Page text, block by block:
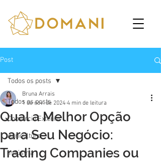
Post
Todos os posts
Comércio Exterior
Agricultura
Indústria
Todos os posts
Qual a Melhor Opção
para Seu Negócio:
Trading Companies ou
Bruna Arrais
1 de nov. de 2024 4 min de leitura